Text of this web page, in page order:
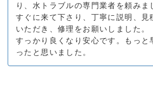
り、水トラブルの専門業者を頼みま
すぐに来て下さり、丁寧に説明、見
いただき、修理をお願いしました。
すっかり良くなり安心です。もっと
ったと思いました。